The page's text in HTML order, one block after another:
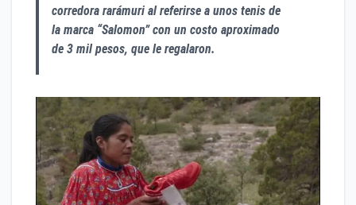
corredora rarámuri al referirse a unos tenis de
la marca “Salomon” con un costo aproximado
de 3 mil pesos, que le regalaron.